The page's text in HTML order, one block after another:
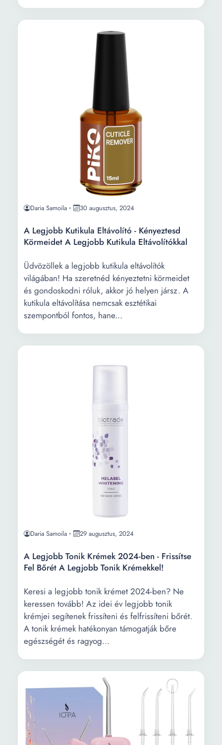
Daria Samoila 30 augusztus, 2024
A Legjobb Kutikula Eltávolító - Kényeztesd
Körmeidet A Legjobb Kutikula Eltávolítókkal
Üdvözöllek a legjobb kutikula eltávolítók
világában! Ha szeretnéd kényeztetni körmeidet
és gondoskodni róluk, akkor jó helyen jársz. A
kutikula eltávolítása nemcsak esztétikai
szempontból fontos, hane...
Daria Samoila 29 augusztus, 2024
A Legjobb Tonik Krémek 2024-ben - Frissítse
Fel Bőrét A Legjobb Tonik Krémekkel!
Keresi a legjobb tonik krémet 2024-ben? Ne
keressen tovább! Az idei év legjobb tonik
krémjei segítenek frissíteni és felfrissíteni bőrét.
A tonik krémek hatékonyan támogatják bőre
egészségét és ragyog...